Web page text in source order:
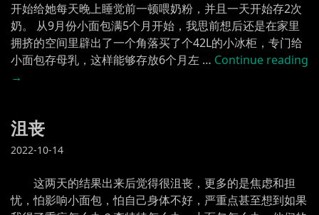
开始给她每天晚上睡觉前一顿喂奶粉，并且一天开始存2次
奶。 从9月份小面包满5个月开始，我思前想后还是在家里
拥挤的空间里辟出了一个角落买了个42L的小冰柜，专门给
小面包存母乳，这样能够存放6个月左 … Continue reading
→
沮丧
2022-10-14
这两天的结果出来后觉得很沮丧，更多的是焦虑和担
忧，怕影响小面包，怕自己身体不好，严重点甚至想到如果